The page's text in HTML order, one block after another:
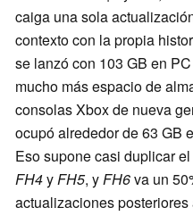
caiga una sola
contexto con la propia
se lanzó con 103 GB en
mucho más espacio de
consolas Xbox de nueva
ocupó alrededor de 63 GB
Eso supone casi duplicar
FH4yFH5, yFH6va un
actualizaciones